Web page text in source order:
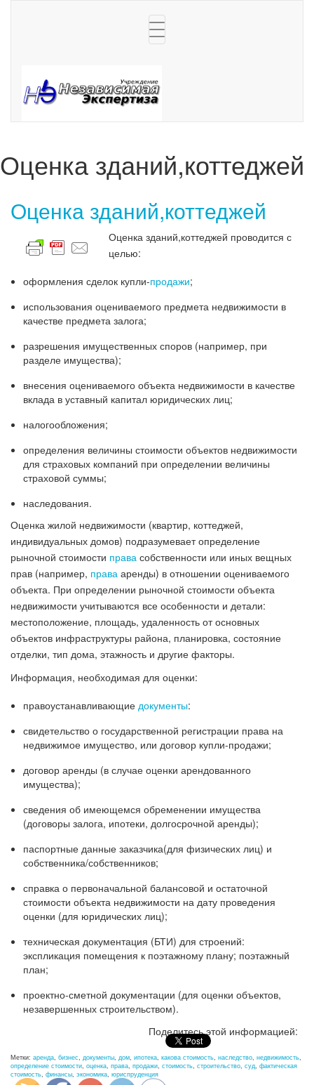
Toggle
navigation
Оценка зданий,коттеджей
Оценка зданий,коттеджей
Оценка зданий,коттеджей проводится с
целью:
оформления сделок купли-продажи;
использования оцениваемого предмета недвижимости в
качестве предмета залога;
разрешения имущественных споров (например, при
разделе имущества);
внесения оцениваемого объекта недвижимости в качестве
вклада в уставный капитал юридических лиц;
налогообложения;
определения величины стоимости объектов недвижимости
для страховых компаний при определении величины
страховой суммы;
наследования.
Оценка жилой недвижимости (квартир, коттеджей,
индивидуальных домов) подразумевает определение
рыночной стоимости права собственности или иных вещных
прав (например, права аренды) в отношении оцениваемого
объекта. При определении рыночной стоимости объекта
недвижимости учитываются все особенности и детали:
местоположение, площадь, удаленность от основных
объектов инфраструктуры района, планировка, состояние
отделки, тип дома, этажность и другие факторы.
Информация, необходимая для оценки:
правоустанавливающие документы:
свидетельство о государственной регистрации права на
недвижимое имущество, или договор купли-продажи;
договор аренды (в случае оценки арендованного
имущества);
сведения об имеющемся обременении имущества
(договоры залога, ипотеки, долгосрочной аренды);
паспортные данные заказчика(для физических лиц) и
собственника/собственников;
справка о первоначальной балансовой и остаточной
стоимости объекта недвижимости на дату проведения
оценки (для юридических лиц);
техническая документация (БТИ) для строений:
экспликация помещения к поэтажному плану; поэтажный
план;
проектно-сметной документации (для оценки объектов,
незавершенных строительством).
Поделитесь этой информацией:
Метки: аренда, бизнес, документы, дом, ипотека, какова стоимость, наследство, недвижимость,
определение стоимости, оценка, права, продажи, стоимость, строительство, суд, фактическая
стоимость, финансы, экономика, юриспруденция